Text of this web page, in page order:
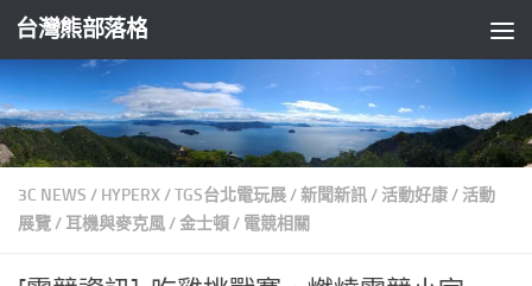
Skip to content
台灣熊部落格
3C NEWS / HYPERX/TGS台北電玩展/新聞新訊/ 活動好康/ 活動
展覽/耳機與麥克風/金士頓/ 電競相關